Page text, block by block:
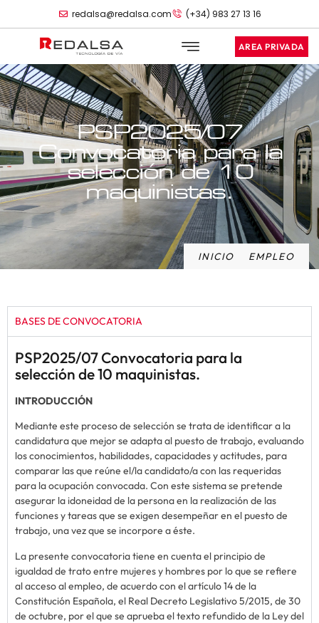
redalsa@redalsa.com (+34) 983 27 13 16
AREA PRIVADA
PSP2025/07
Convocatoria para la
selección de 10
maquinistas.
INICIO EMPLEO
BASES DE CONVOCATORIA
PSP2025/07Convocatoria para la
selección de10 maquinistas.
INTRODUCCIÓN
Mediante este proceso de selección se trata de identificar a la
candidatura que mejor se adapta al puesto de trabajo, evaluando
los conocimientos, habilidades, capacidades y actitudes, para
comparar las que reúne el/la candidato/a con las requeridas
para la ocupación convocada. Con este sistema se pretende
asegurar la idoneidad de la persona en la realización de las
funciones y tareas que se exigen desempeñar en el puesto de
trabajo, una vez que se incorpore a éste.
La presente convocatoria tiene en cuenta el principio de
igualdad de trato entre mujeres y hombres por lo que se refiere
al acceso al empleo, de acuerdo con el artículo 14 de la
Constitución Española, el Real Decreto Legislativo 5/2015, de 30
de octubre, por el que se aprueba el texto refundido de la Ley del